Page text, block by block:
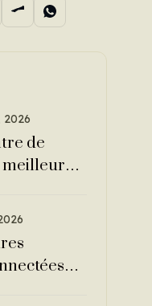
2026
de
meilleurs